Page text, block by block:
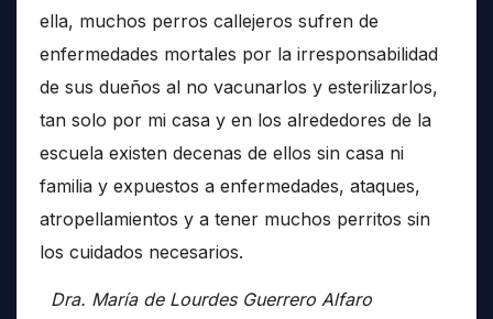
ella, muchos perros callejeros sufren de
enfermedades mortales por la irresponsabilidad
de sus dueños al no vacunarlos y esterilizarlos,
tan solo por mi casa y en los alrededores de la
escuela existen decenas de ellos sin casa ni
familia y expuestos a enfermedades, ataques,
atropellamientos y a tener muchos perritos sin
los cuidados necesarios.
Dra. María de Lourdes Guerrero Alfaro